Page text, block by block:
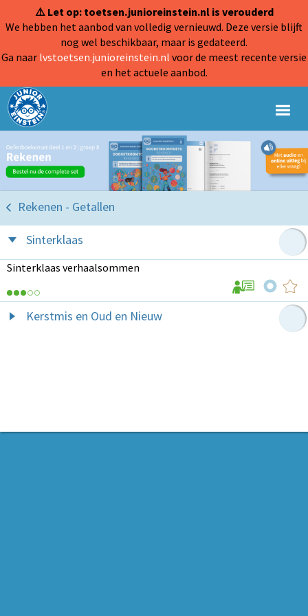
⚠️ Let op: toetsen.junioreinstein.nl is verouderd
We hebben het aanbod van volledig vernieuwd. Deze versie blijft
nog wel beschikbaar, maar is gedateerd.
Ga naar lvstoetsen.junioreinstein.nl voor de meest recente versie
en het actuele aanbod.
Rekenen - Getallen
Sinterklaas
Sinterklaas verhaalsommen
Kerstmis en Oud en Nieuw